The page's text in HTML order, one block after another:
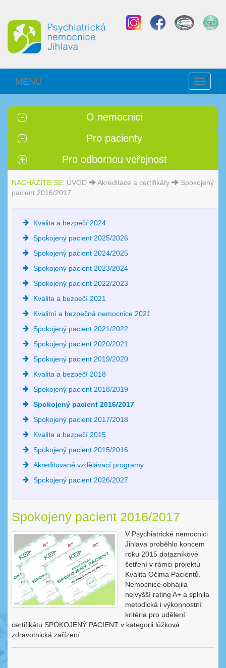
Toggle
MENU
O nemocnici
Pro pacienty
Pro odbornou veřejnost
NACHÁZÍTE SE: ÚVOD Akreditace a certifikáty
Spokojený
pacient 2016/2017
Kvalita a bezpečí 2024
Spokojený pacient 2025/2026
Spokojený pacient 2024/2025
Spokojený pacient 2023/2024
Spokojený pacient 2022/2023
Kvalita a bezpečí 2021
Kvalitní a bezpečná nemocnice 2021
Spokojený pacient 2021/2022
Spokojený pacient 2020/2021
Spokojený pacient 2019/2020
Kvalita a bezpečí 2018
Spokojený pacient 2018/2019
Spokojený pacient 2016/2017
Spokojený pacient 2017/2018
Kvalita a bezpečí 2015
Spokojený pacient 2015/2016
Akreditované vzdělávací programy
Spokojený pacient 2026/2027
Spokojený pacient 2016/2017
V Psychiatrické nemocnici
Jihlava proběhlo koncem
roku 2015 dotazníkové
šetření v rámci projektu
Kvalita Očima Pacientů.
Nemocnice obhájila
nejvyšší rating A+ a splnila
metodická i výkonnostní
kritéria pro udělení
certifikátu SPOKOJENÝ PACIENT v kategorii lůžková
zdravotnická zařízení.